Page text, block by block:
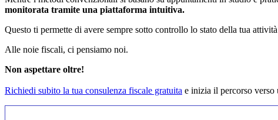
monitorata tramite una piattaforma intuitiva.
Questo ti permette di avere sempre sotto controllo lo stato della tua
Alle noie fiscali, ci pensiamo noi.
Non aspettare oltre!
Richiedi subito la tua consulenza fiscale gratuita e inizia il percorso verso